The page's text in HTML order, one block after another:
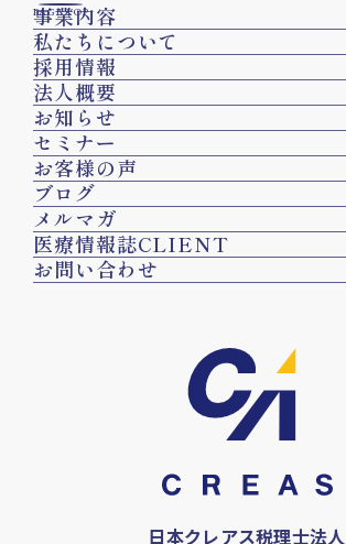
日本クレアス税理士法人
事業内容
私たちについて
採用情報
法人概要
お知らせ
セミナー
お客様の声
ブログ
メルマガ
医療情報誌CLIENT
お問い合わせ
PAGE TOP